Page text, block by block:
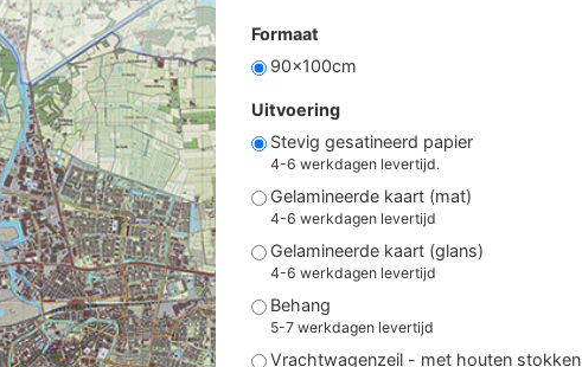
Formaat
90x100cm
Uitvoering
Stevig gesatineerd papier
4-6 werkdagen levertijd.
Gelamineerde kaart (mat)
4-6 werkdagen levertijd
Gelamineerde kaart (glans)
4-6 werkdagen levertijd
Behang
5-7 werkdagen levertijd
Vrachtwagenzeil - met houten stokken